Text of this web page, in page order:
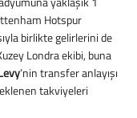
Hotspur
birlikte gelirlerini de
Londra ekibi, buna
’nin transfer anlayışı
takviyeleri